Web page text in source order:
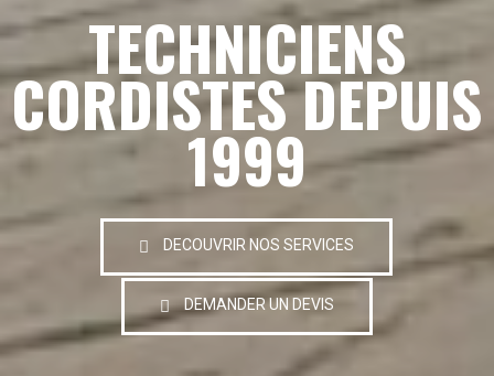
TECHNICIENS
CORDISTES DEPUIS
1999
DECOUVRIR NOS SERVICES
DEMANDER UN DEVIS